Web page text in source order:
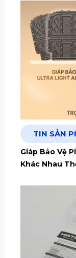
TIN SẢN
Giáp Bảo Vệ
Khác Nhau